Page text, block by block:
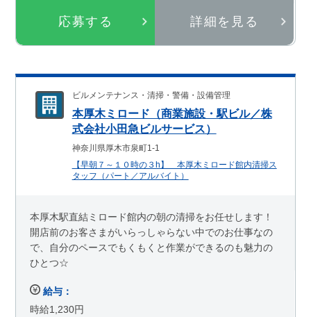
応募する 詳細を見る
ビルメンテナンス・清掃・警備・設備管理
本厚木ミロード（商業施設・駅ビル／株
式会社小田急ビルサービス）
神奈川県厚木市泉町1-1
【早朝７～１０時の３h】 本厚木ミロード館内清掃ス
タッフ（パート／アルバイト）
本厚木駅直結ミロード館内の朝の清掃をお任せします！
開店前のお客さまがいらっしゃらない中でのお仕事なの
で、自分のペースでもくもくと作業ができるのも魅力の
ひとつ☆
給与：
時給1,230円